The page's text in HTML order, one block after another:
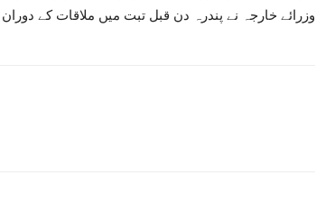
وزرائے خارجہ نے پندرہ دن قبل تبت میں ملاقات کے دوران